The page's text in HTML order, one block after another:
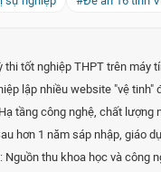
thi tốt nghiệp THPT trên máy
lập nhiều website "vệ tinh"
tầng công nghệ, chất lượng
hơn 1 năm sáp nhập, giáo
thu khoa học và công